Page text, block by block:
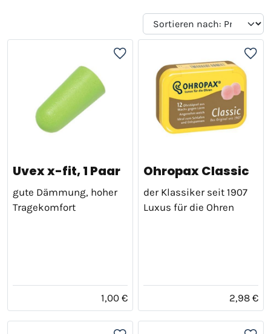
Uvex x-fit, 1 Paar
gute Dämmung, hoher
Tragekomfort
1,00 €
Ohropax Classic
der Klassiker seit 1907
Luxus für die Ohren
2,98 €